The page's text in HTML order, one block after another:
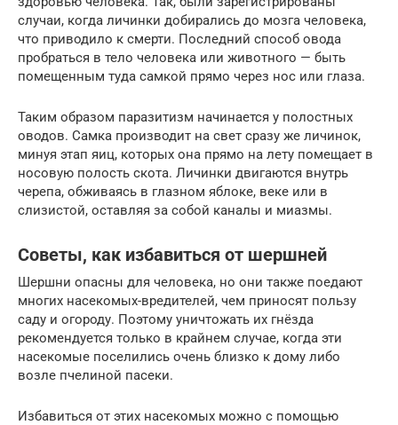
случаи, когда личинки добирались до мозга человека,
что приводило к смерти. Последний способ овода
пробраться в тело человека или животного — быть
помещенным туда самкой прямо через нос или глаза.
Таким образом паразитизм начинается у полостных
оводов. Самка производит на свет сразу же личинок,
минуя этап яиц, которых она прямо на лету помещает в
носовую полость скота. Личинки двигаются внутрь
черепа, обживаясь в глазном яблоке, веке или в
слизистой, оставляя за собой каналы и миазмы.
Советы, как избавиться от шершней
Шершни опасны для человека, но они также поедают
многих насекомых-вредителей, чем приносят пользу
саду и огороду. Поэтому уничтожать их гнёзда
рекомендуется только в крайнем случае, когда эти
насекомые поселились очень близко к дому либо
возле пчелиной пасеки.
Избавиться от этих насекомых можно с помощью